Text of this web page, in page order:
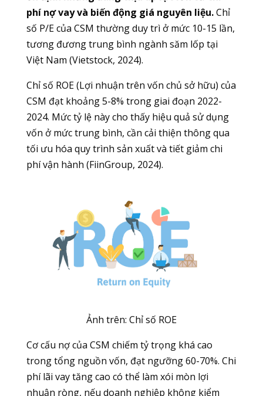
phí nợ vay và biến động giá nguyên liệu.Chỉ
số P/E của CSM thường duy trì ở mức 10-15 lần,
tương đương trung bình ngành săm lốp tại
Việt Nam (Vietstock, 2024).
Chỉ số ROE (Lợi nhuận trên vốn chủ sở hữu) của
CSM đạt khoảng 5-8% trong giai đoạn 2022-
2024. Mức tỷ lệ này cho thấy hiệu quả sử dụng
vốn ở mức trung bình, cần cải thiện thông qua
tối ưu hóa quy trình sản xuất và tiết giảm chi
phí vận hành (FiinGroup, 2024).
Ảnh trên: Chỉ số ROE
Cơ cấu nợ của CSM chiếm tỷ trọng khá cao
trong tổng nguồn vốn, đạt ngưỡng 60-70%. Chi
phí lãi vay tăng cao có thể làm xói mòn lợi
nhuận ròng, nếu doanh nghiệp không kiểm